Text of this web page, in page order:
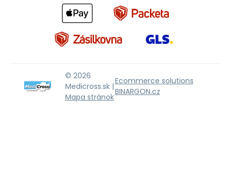
© 2026
Medicross.sk |
Mapa stránok
Ecommerce solutions
BINARGON.cz